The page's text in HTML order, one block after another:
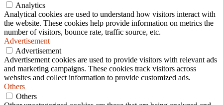
Analytics
Analytical cookies are used to understand how visitors interact with
the website. These cookies help provide information on metrics the
number of visitors, bounce rate, traffic source, etc.
Advertisement
Advertisement
Advertisement cookies are used to provide visitors with relevant ads
and marketing campaigns. These cookies track visitors across
websites and collect information to provide customized ads.
Others
Others